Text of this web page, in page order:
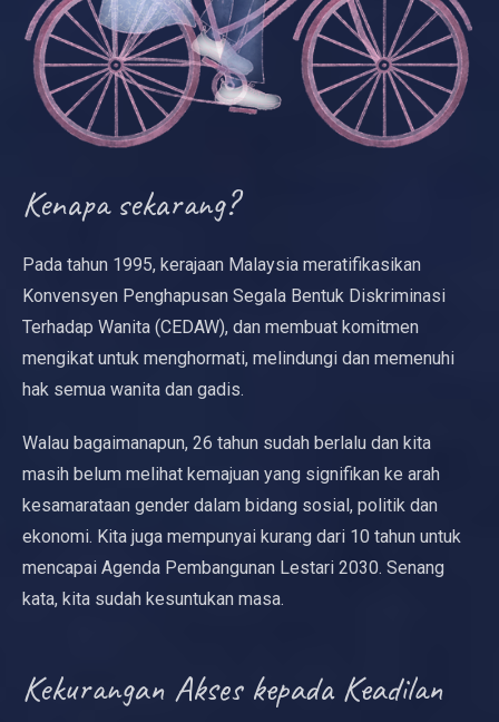
Kenapa sekarang?
Pada tahun 1995, kerajaan Malaysia meratifikasikan
Konvensyen Penghapusan Segala Bentuk Diskriminasi
Terhadap Wanita (CEDAW), dan membuat komitmen
mengikat untuk menghormati, melindungi dan memenuhi
hak semua wanita dan gadis.
Walau bagaimanapun, 26 tahun sudah berlalu dan kita
masih belum melihat kemajuan yang signifikan ke arah
kesamarataan gender dalam bidang sosial, politik dan
ekonomi. Kita juga mempunyai kurang dari 10 tahun untuk
mencapai Agenda Pembangunan Lestari 2030. Senang
kata, kita sudah kesuntukan masa.
Kekurangan Akses kepada Keadilan